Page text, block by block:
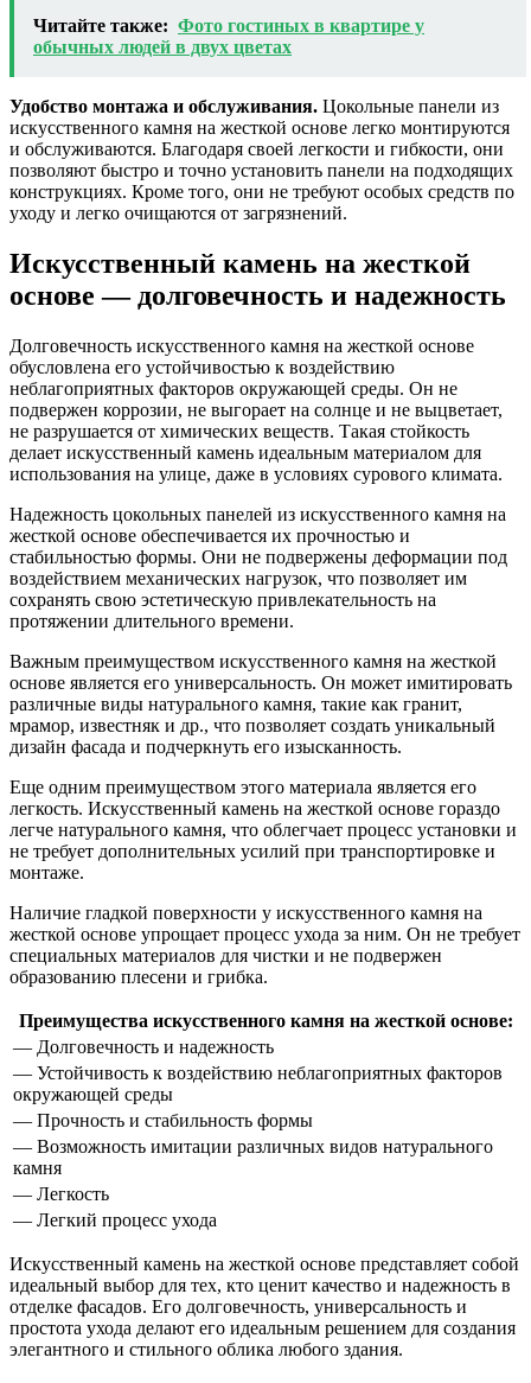
Читайте также: Фото гостиных в квартире у
обычных людей в двух цветах
Удобство монтажа и обслуживания. Цокольные панели из
искусственного камня на жесткой основе легко монтируются
и обслуживаются. Благодаря своей легкости и гибкости, они
позволяют быстро и точно установить панели на подходящих
конструкциях. Кроме того, они не требуют особых средств по
уходу и легко очищаются от загрязнений.
Искусственный камень на жесткой
основе — долговечность и надежность
Долговечность искусственного камня на жесткой основе
обусловлена его устойчивостью к воздействию
неблагоприятных факторов окружающей среды. Он не
подвержен коррозии, не выгорает на солнце и не выцветает,
не разрушается от химических веществ. Такая стойкость
делает искусственный камень идеальным материалом для
использования на улице, даже в условиях сурового климата.
Надежность цокольных панелей из искусственного камня на
жесткой основе обеспечивается их прочностью и
стабильностью формы. Они не подвержены деформации под
воздействием механических нагрузок, что позволяет им
сохранять свою эстетическую привлекательность на
протяжении длительного времени.
Важным преимуществом искусственного камня на жесткой
основе является его универсальность. Он может имитировать
различные виды натурального камня, такие как гранит,
мрамор, известняк и др., что позволяет создать уникальный
дизайн фасада и подчеркнуть его изысканность.
Еще одним преимуществом этого материала является его
легкость. Искусственный камень на жесткой основе гораздо
легче натурального камня, что облегчает процесс установки и
не требует дополнительных усилий при транспортировке и
монтаже.
Наличие гладкой поверхности у искусственного камня на
жесткой основе упрощает процесс ухода за ним. Он не требует
специальных материалов для чистки и не подвержен
образованию плесени и грибка.
Преимущества искусственного камня на жесткой основе:
— Долговечность и надежность
— Устойчивость к воздействию неблагоприятных факторов
окружающей среды
— Прочность и стабильность формы
— Возможность имитации различных видов натурального
камня
— Легкость
— Легкий процесс ухода
Искусственный камень на жесткой основе представляет собой
идеальный выбор для тех, кто ценит качество и надежность в
отделке фасадов. Его долговечность, универсальность и
простота ухода делают его идеальным решением для создания
элегантного и стильного облика любого здания.